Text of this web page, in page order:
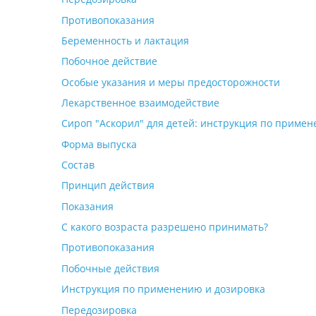
Противопоказания
Беременность и лактация
Побочное действие
Особые указания и меры предосторожности
Лекарственное взаимодействие
Сироп "Аскорил" для детей: инструкция по
Форма выпуска
Состав
Принцип действия
Показания
С какого возраста разрешено принимать?
Противопоказания
Побочные действия
Инструкция по применению и дозировка
Передозировка